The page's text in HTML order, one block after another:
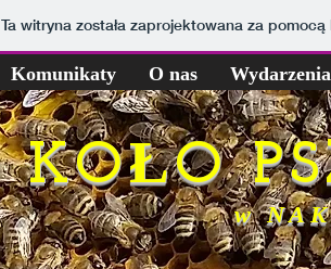
Ta witryna została zaprojektowana za
KOŁO
w
Komunikaty O nas Wydarzenia